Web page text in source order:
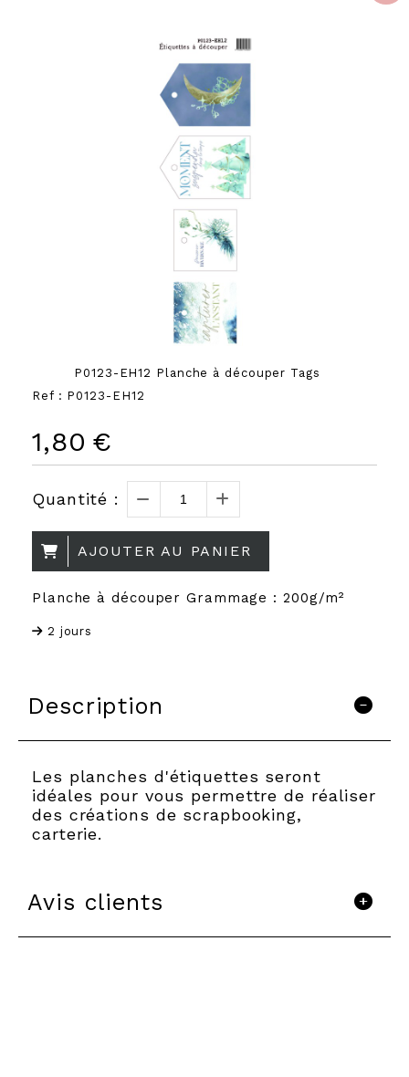
P0123-EH12 Planche à découper Tags
Ref : P0123-EH12
1,80 €
Quantité :
AJOUTER AU PANIER
Planche à découper Grammage : 200g/m²
2 jours
Description
Les planches d'étiquettes seront
idéales pour vous permettre de réaliser
des créations de scrapbooking,
carterie.
Avis clients